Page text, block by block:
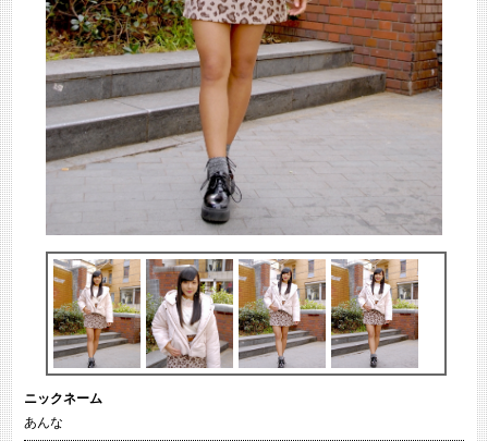
ニックネーム
あんな